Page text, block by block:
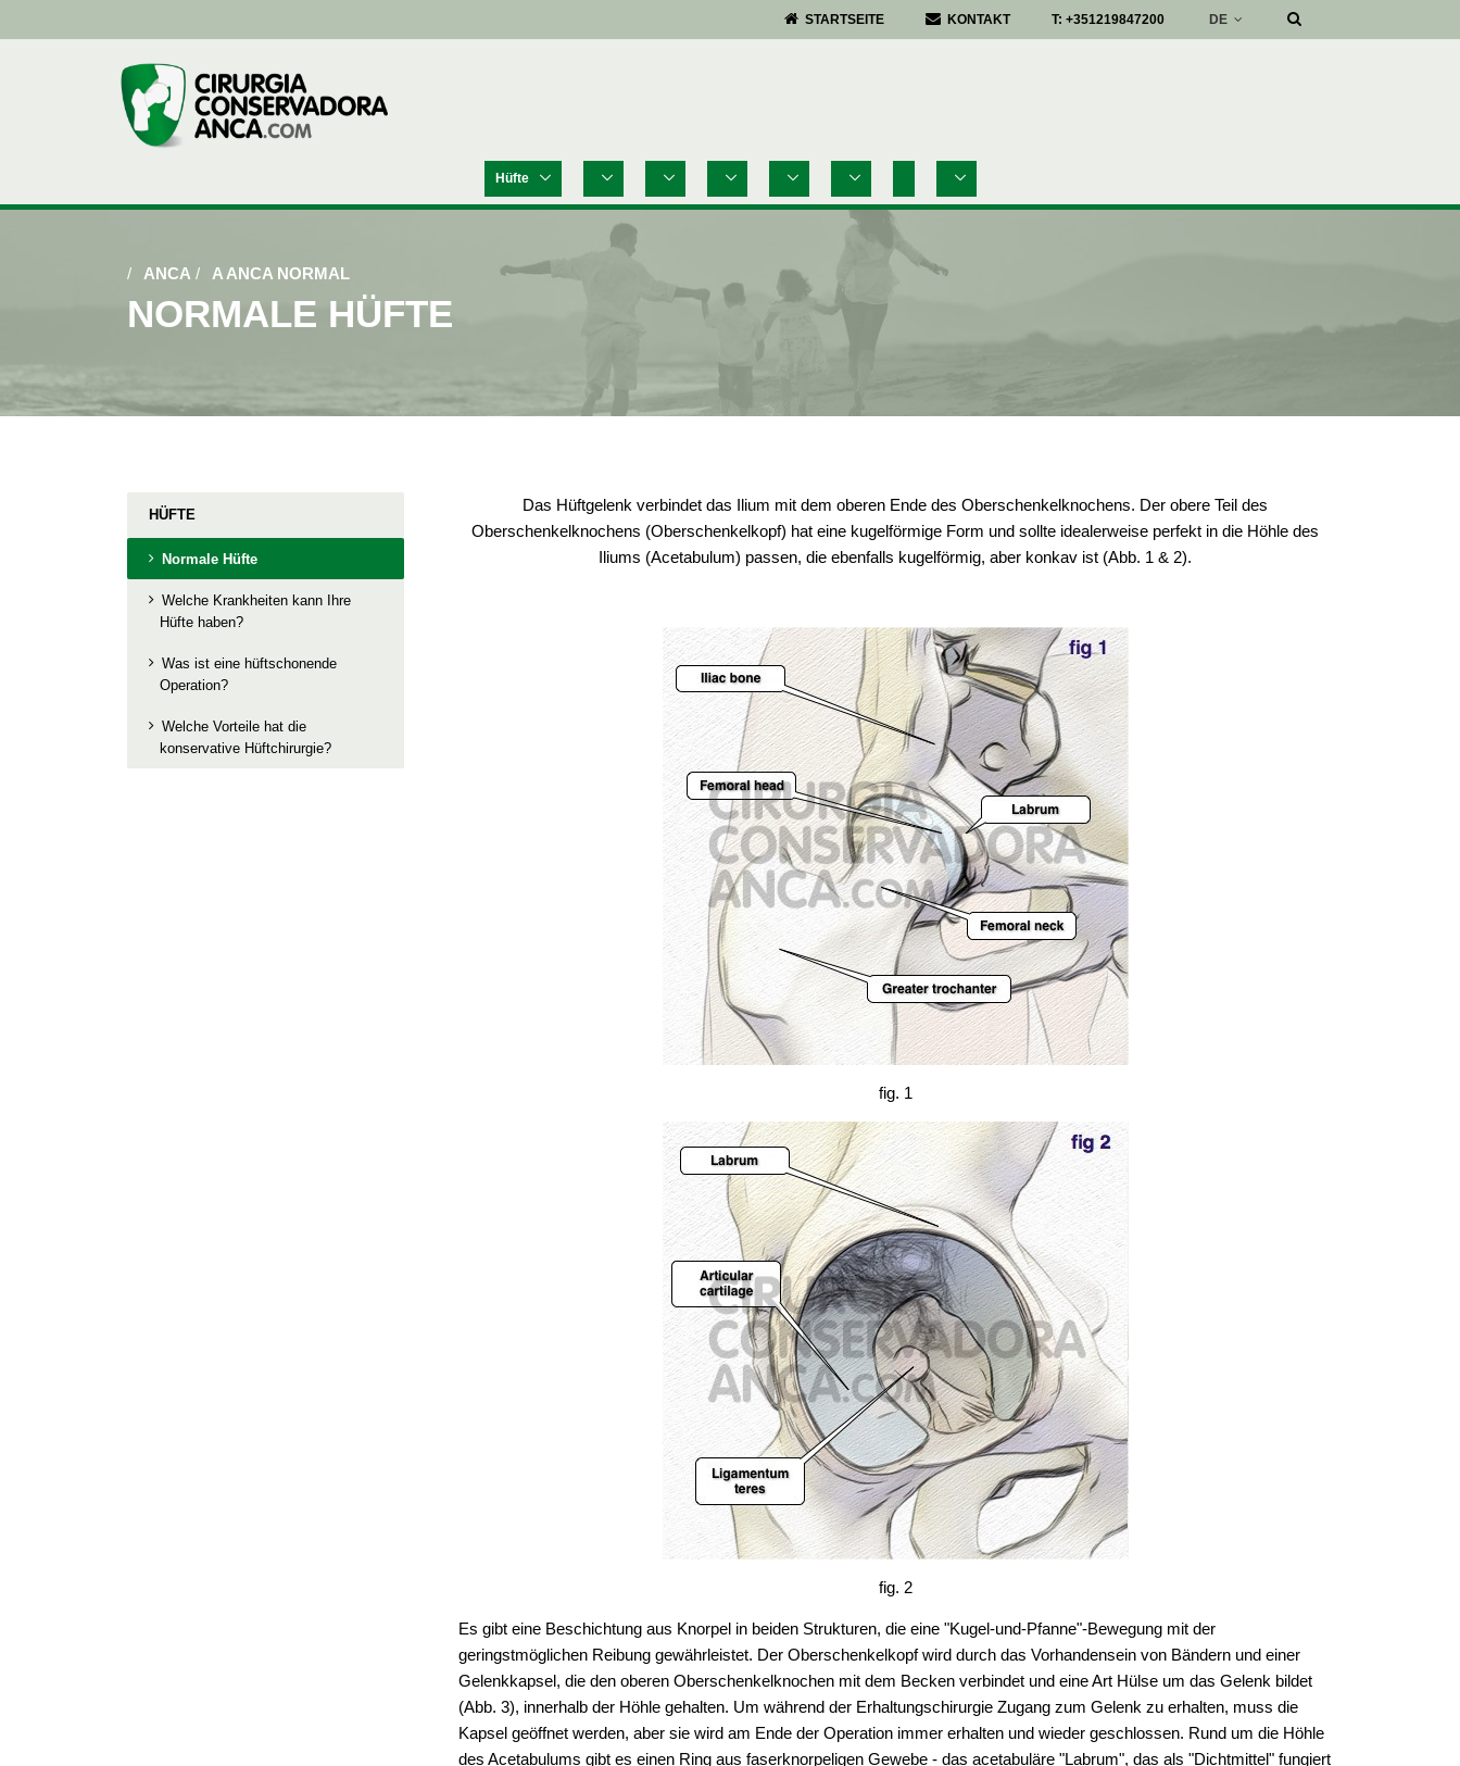
STARTSEITE KONTAKT T: +351219847200 DE
Hüfte
/ ANCA / A ANCA NORMAL
NORMALE HÜFTE
HÜFTE
Normale Hüfte
Welche Krankheiten kann Ihre
Hüfte haben?
Was ist eine hüftschonende
Operation?
Welche Vorteile hat die
konservative Hüftchirurgie?
Das Hüftgelenk verbindet das Ilium mit dem oberen Ende des Oberschenkelknochens. Der obere Teil des
Oberschenkelknochens (Oberschenkelkopf) hat eine kugelförmige Form und sollte idealerweise perfekt in die Höhle des
Iliums (Acetabulum) passen, die ebenfalls kugelförmig, aber konkav ist (Abb. 1 & 2).
fig. 1
fig. 2
Es gibt eine Beschichtung aus Knorpel in beiden Strukturen, die eine "Kugel-und-Pfanne"-Bewegung mit der
geringstmöglichen Reibung gewährleistet. Der Oberschenkelkopf wird durch das Vorhandensein von Bändern und einer
Gelenkkapsel, die den oberen Oberschenkelknochen mit dem Becken verbindet und eine Art Hülse um das Gelenk bildet
(Abb. 3), innerhalb der Höhle gehalten. Um während der Erhaltungschirurgie Zugang zum Gelenk zu erhalten, muss die
Kapsel geöffnet werden, aber sie wird am Ende der Operation immer erhalten und wieder geschlossen. Rund um die Höhle
des Acetabulums gibt es einen Ring aus faserknorpeligen Gewebe - das acetabuläre "Labrum", das als "Dichtmittel" fungiert